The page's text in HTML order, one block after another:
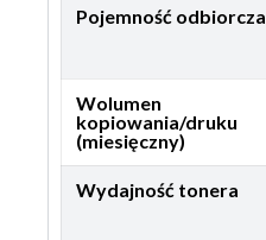
Pojemność odbiorcza
Wolumen
kopiowania/druku
(miesięczny)
Wydajność tonera